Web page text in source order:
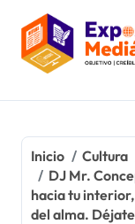
contenido
Inicio Cultura
DJ Mr.
hacia tu
del alma.